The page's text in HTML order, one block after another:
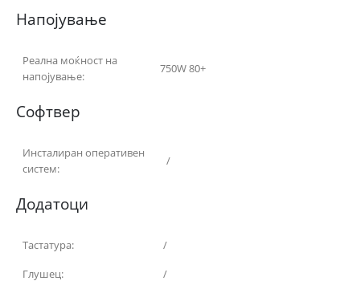
Напојување
Реална моќност на
напојување:
750W 80+
Софтвер
Инсталиран оперативен
систем:
/
Додатоци
Тастатура:
/
Глушец:
/